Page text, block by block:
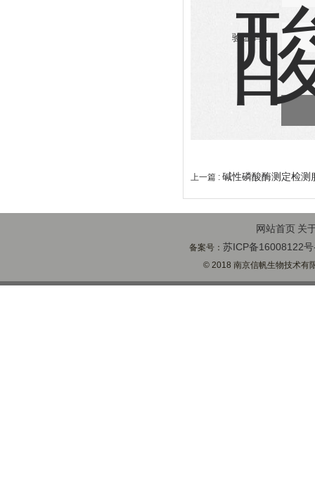
验证码：
上一篇 : 碱性磷酸酶测定检测
网站首页 关
备案号： 苏ICP备16008122
© 2018 南京信帆生物技术有